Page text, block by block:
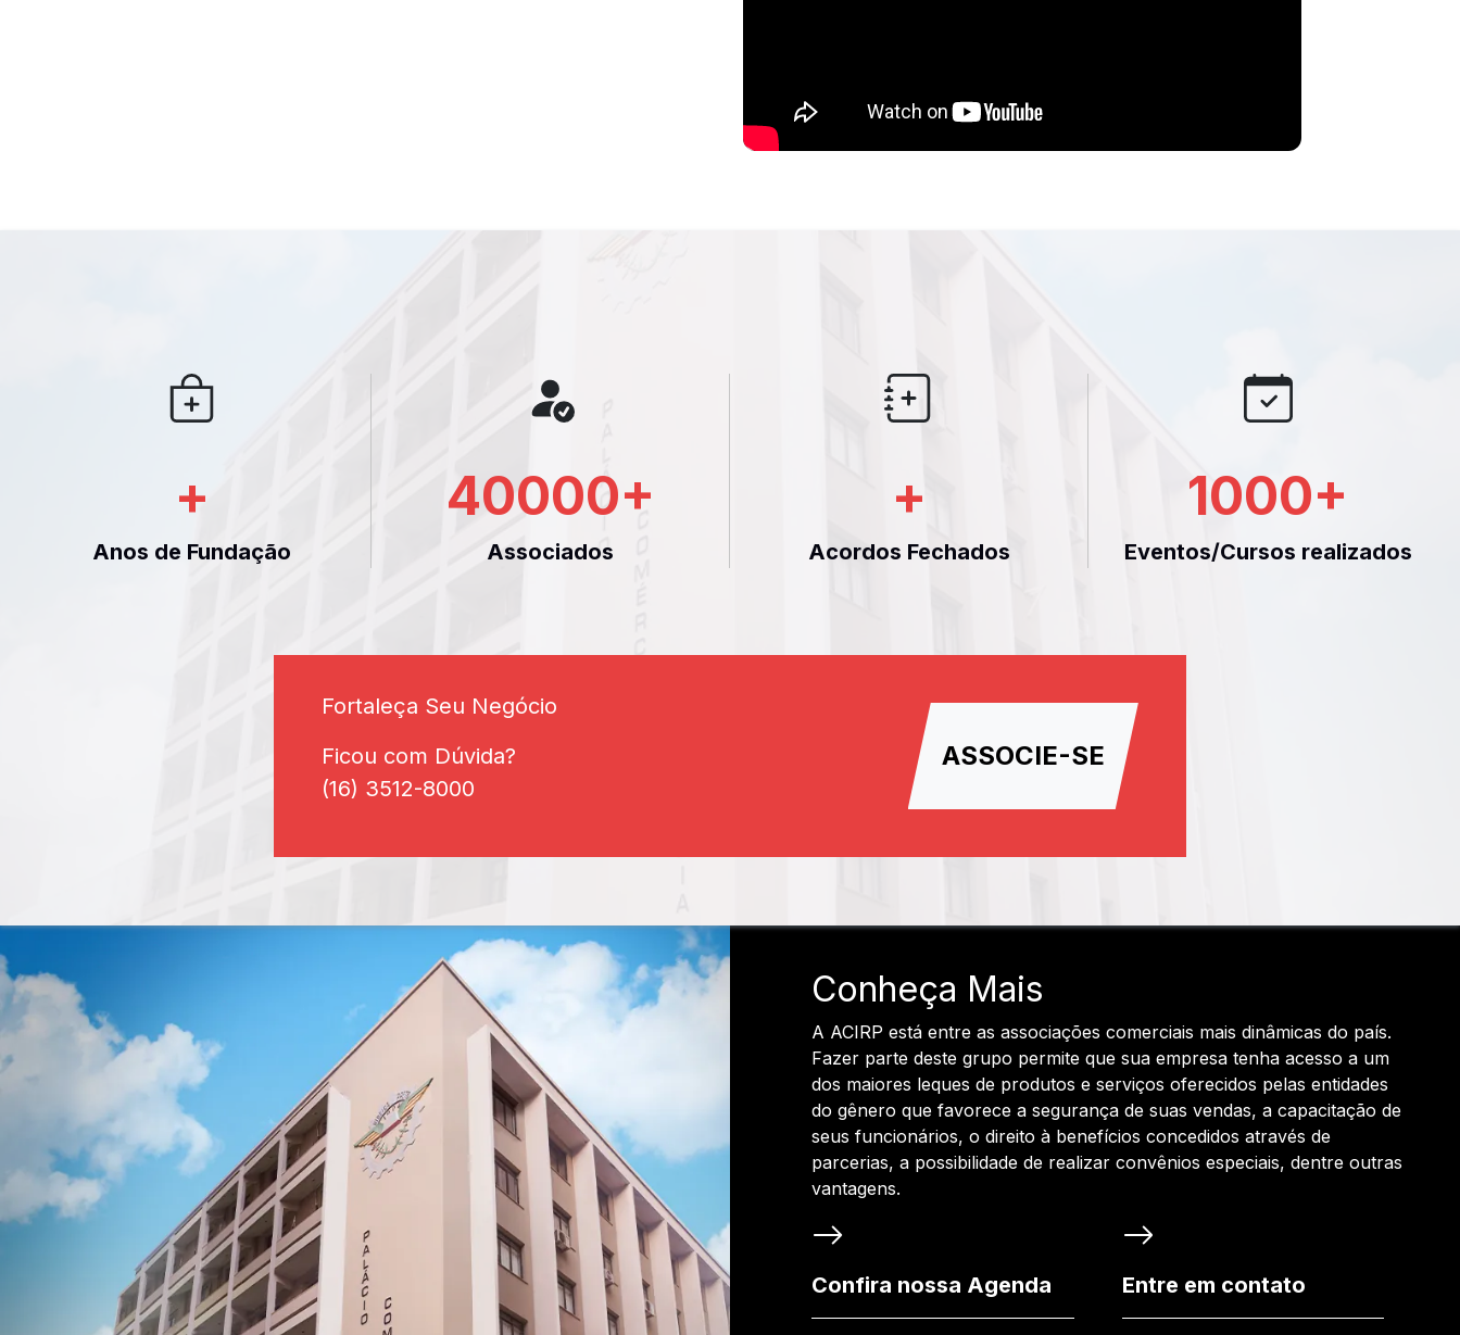
+
Anos de Fundação
40000+
Associados
+
Acordos Fechados
1000+
Eventos/Cursos realizados
Fortaleça Seu Negócio
Ficou com Dúvida?
(16) 3512-8000
ASSOCIE-SE
Conheça Mais
A ACIRP está entre as associações comerciais mais dinâmicas do país.
Fazer parte deste grupo permite que sua empresa tenha acesso a um
dos maiores leques de produtos e serviços oferecidos pelas entidades
do gênero que favorece a segurança de suas vendas, a capacitação de
seus funcionários, o direito à benefícios concedidos através de
parcerias, a possibilidade de realizar convênios especiais, dentre outras
vantagens.
Confira nossa Agenda Entre em contato